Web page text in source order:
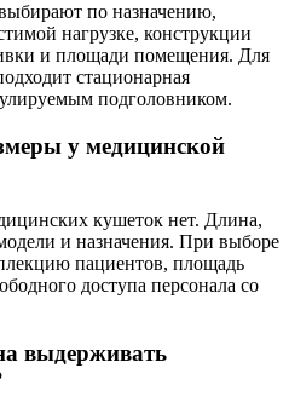
по назначению,
нагрузке, конструкции
и площади помещения. Для
стационарная
подголовником.
у медицинской
кушеток нет. Длина,
и назначения. При выборе
пациентов, площадь
доступа персонала со
выдерживать